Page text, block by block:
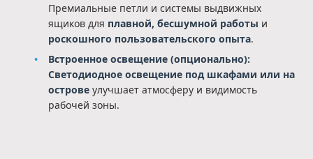
Премиальные петли и системы выдвижных
ящиков для плавной, бесшумной работы и
роскошного пользовательского опыта.
Встроенное освещение (опционально):
Светодиодное освещение под шкафами или на
острове улучшает атмосферу и видимость
рабочей зоны.